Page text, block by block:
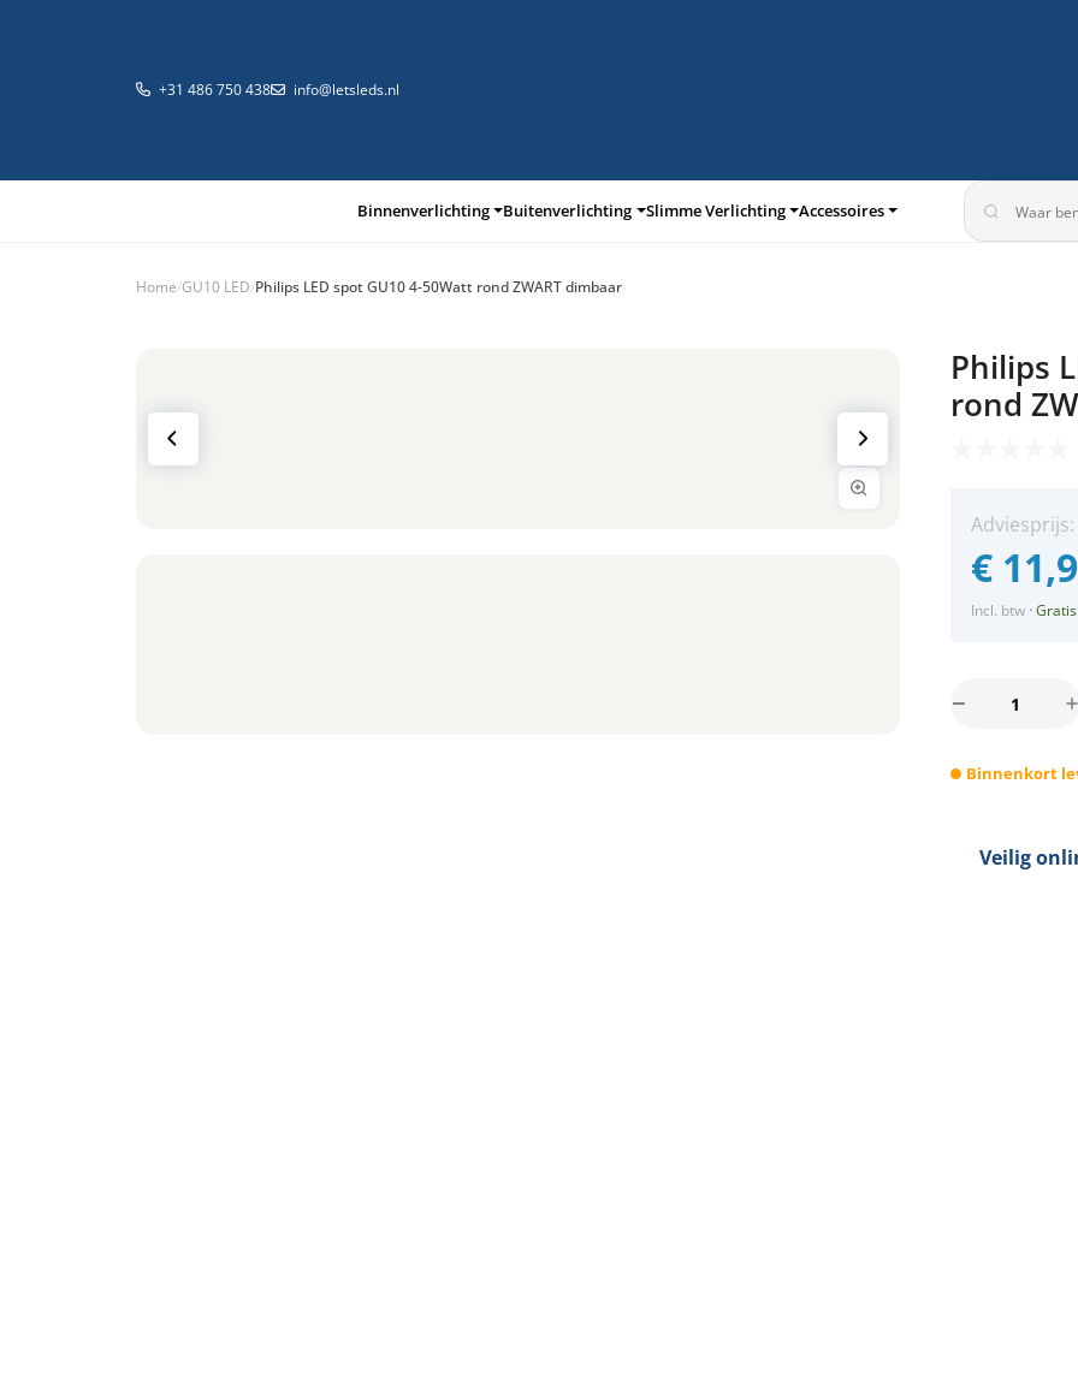
+31 486 750 438 info@letsleds.nl
Binnenverlichting Buitenverlichting Slimme Verlichting Accessoires
Home/GU10 LED/Philips LED spot GU10 4-50Watt rond ZWART dimbaar
Philips
rond
€
Incl. btw ·
Philips
GU10
rond
Binnenkort
Veilig